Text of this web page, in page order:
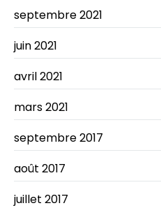
septembre 2021
juin 2021
avril 2021
mars 2021
septembre 2017
août 2017
juillet 2017